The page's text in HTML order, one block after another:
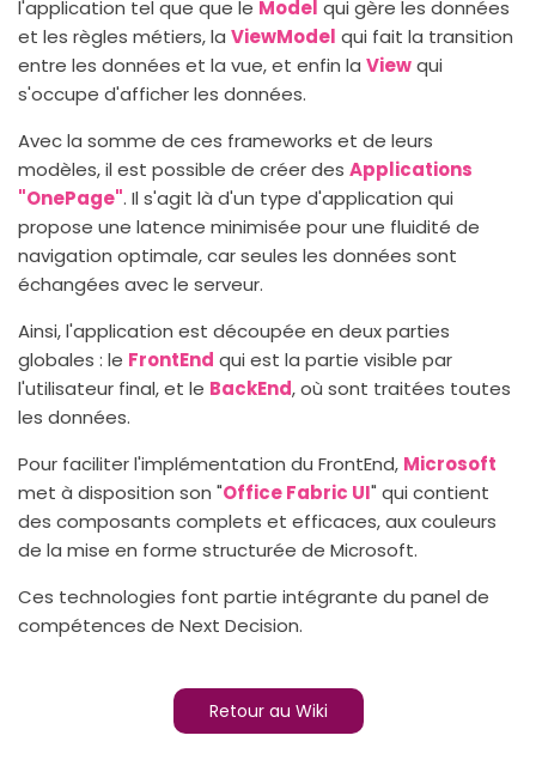
l'application tel que que le Model qui gère les données
et les règles métiers, la ViewModel qui fait la transition
entre les données et la vue, et enfin la Viewqui
s'occupe d'afficher les données.
Avec la somme de ces frameworks et de leurs
modèles, il est possible de créer des Applications
"OnePage". Il s'agit là d'un type d'application qui
propose une latence minimisée pour une fluidité de
navigation optimale, car seules les données sont
échangées avec le serveur.
Ainsi, l'application est découpée en deux parties
globales : le FrontEnd qui est la partie visible par
l'utilisateur final, et le BackEnd, où sont traitées toutes
les données.
Pour faciliter l'implémentation du FrontEnd, Microsoft
met à disposition son "Office Fabric UI" qui contient
des composants complets et efficaces, aux couleurs
de la mise en forme structurée de Microsoft.
Ces technologies font partie intégrante du panel de
compétences de Next Decision.
Retour au Wiki